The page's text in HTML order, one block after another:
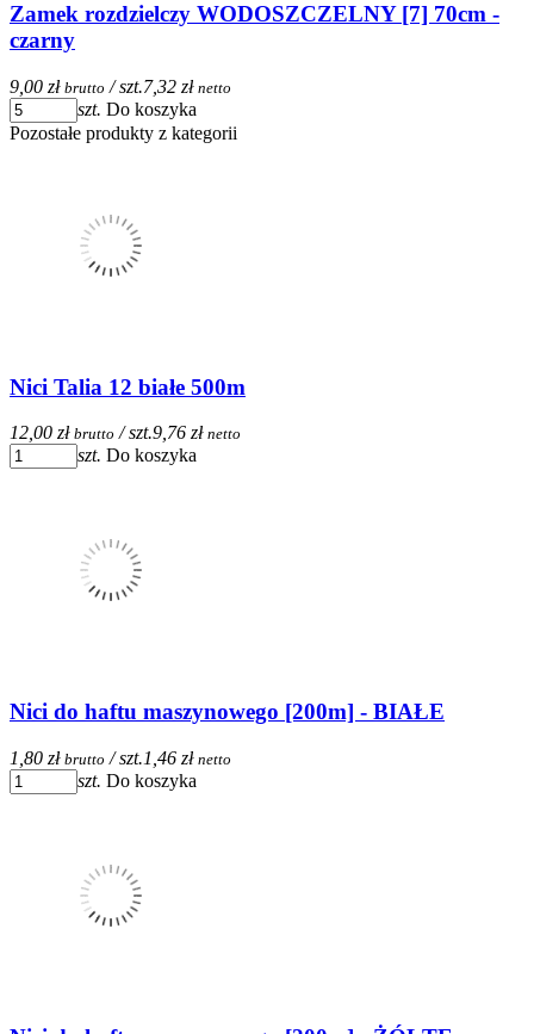
Zamek rozdzielczy WODOSZCZELNY [7] 70cm -
czarny
9,00 zł brutto / szt.7,32 zł netto
szt. Do koszyka
Pozostałe produkty z kategorii
Nici Talia 12 białe 500m
12,00 zł brutto / szt.9,76 zł netto
szt. Do koszyka
Nici do haftu maszynowego [200m] - BIAŁE
1,80 zł brutto / szt.1,46 zł netto
szt. Do koszyka